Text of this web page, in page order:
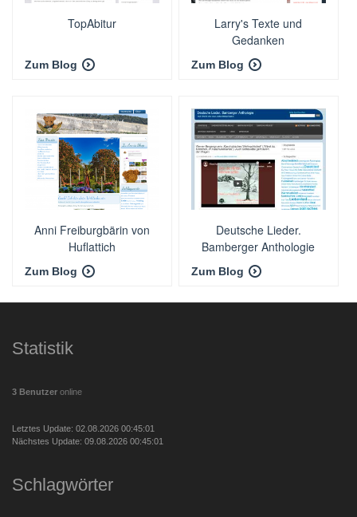
TopAbitur
Zum Blog
Larry's Texte und
Gedanken
Zum Blog
Anni Freiburgbärin von
Huflattich
Zum Blog
Deutsche Lieder.
Bamberger Anthologie
Zum Blog
Statistik
3 Benutzer online
Letztes Update: 02.08.2026 00:45:01
Nächstes Update: 09.08.2026 00:45:01
Schlagwörter